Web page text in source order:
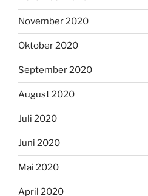
November 2020
Oktober 2020
September 2020
August 2020
Juli 2020
Juni 2020
Mai 2020
April 2020